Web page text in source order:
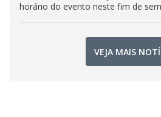
horário do evento neste fim de
VEJA MAIS